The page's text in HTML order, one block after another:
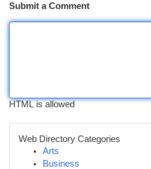
Submit a Comment
HTML is allowed
Web Directory Categories
Arts
Business